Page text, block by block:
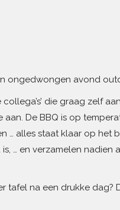
ongedwongen avond
collega’s’ die graag zelf
De BBQ is op
… alles staat klaar op het
is, … en verzamelen
tafel na een drukke dag?